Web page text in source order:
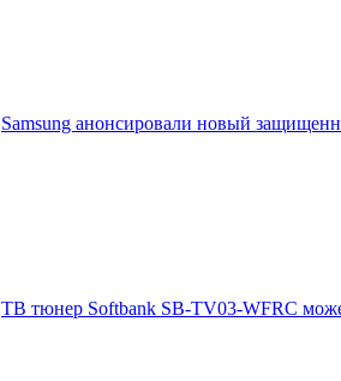
Samsung анонсировали новый
ТВ тюнер Softbank SB-TV03-WFRC